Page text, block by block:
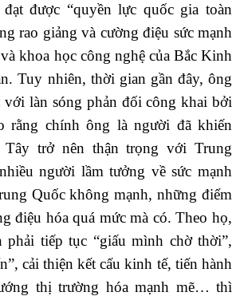
được “quyền lực quốc gia toàn
rao giảng và cường điệu sức mạnh
khoa học công nghệ của Bắc Kinh
Tuy nhiên, thời gian gần đây, ông
làn sóng phản đối công khai bởi
rằng chính ông là người đã khiến
trở nên thận trọng với Trung
người lầm tưởng về sức mạnh
Quốc không mạnh, những điểm
điệu hóa quá mức mà có. Theo họ,
phải tiếp tục “giấu mình chờ thời”,
cải thiện kết cấu kinh tế, tiến hành
thị trường hóa mạnh mẽ… thì